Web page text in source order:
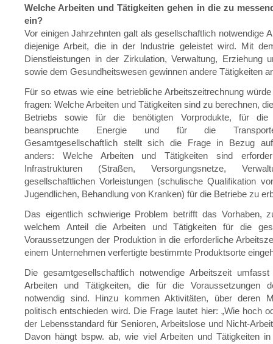
Welche Arbeiten und Tätigkeiten gehen in die zu
ein?
Vor einigen Jahrzehnten galt als gesellschaftlich notwendige
diejenige Arbeit, die in der Industrie geleistet wird. Mit
Dienstleistungen in der Zirkulation, Verwaltung, Erziehung
sowie dem Gesundheitswesen gewinnen andere Tätigkeiten
Für so etwas wie eine betriebliche Arbeitszeitrechnung
fragen: Welche Arbeiten und Tätigkeiten sind zu berechnen,
Betriebs sowie für die benötigten Vorprodukte, für
beanspruchte Energie und für die
Gesamtgesellschaftlich stellt sich die Frage in Bezug
anders: Welche Arbeiten und Tätigkeiten sind
Infrastrukturen (Straßen, Versorgungsnetze,
gesellschaftlichen Vorleistungen (schulische Qualifikation
Jugendlichen, Behandlung von Kranken) für die Betriebe zu
Das eigentlich schwierige Problem betrifft das Vorhaben,
welchem Anteil die Arbeiten und Tätigkeiten für die
Voraussetzungen der Produktion in die erforderliche
einem Unternehmen verfertigte bestimmte Produktsorte
Die gesamtgesellschaftlich notwendige Arbeitszeit
Arbeiten und Tätigkeiten, die für die Voraussetzungen
notwendig sind. Hinzu kommen Aktivitäten, über deren
politisch entschieden wird. Die Frage lautet hier: „Wie hoch
der Lebensstandard für Senioren, Arbeitslose und Nicht-
Davon hängt bspw. ab, wie viel Arbeiten und Tätigkeiten in